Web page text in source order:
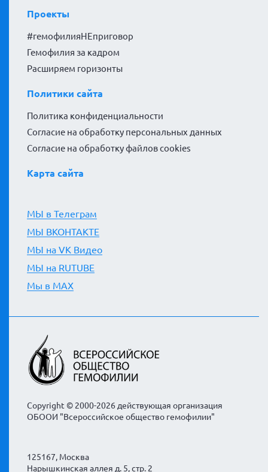
Проекты
#гемофилияНЕприговор
Гемофилия за кадром
Расширяем горизонты
Политики сайта
Политика конфиденциальности
Согласие на обработку персональных данных
Согласие на обработку файлов cookies
Карта сайта
МЫ в Телеграм
МЫ ВКОНТАКТЕ
МЫ на VK Видео
МЫ на RUTUBE
Мы в MAX
Copyright © 2000-2026 действующая организация
ОБООИ "Всероссийское общество гемофилии"
125167, Москва
Нарышкинская аллея д. 5, стр. 2